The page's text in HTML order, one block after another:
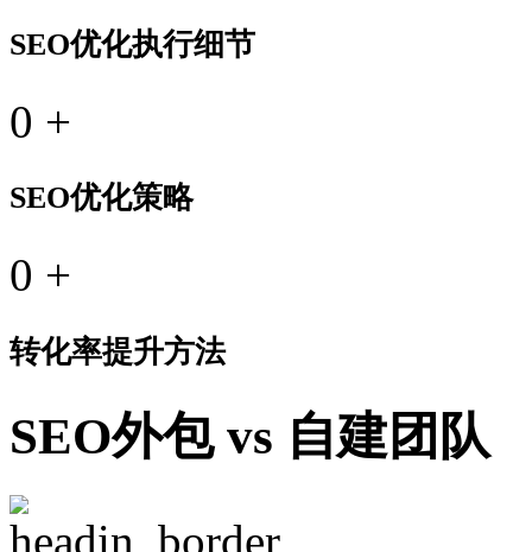
SEO优化执行细节
0 +
SEO优化策略
0 +
转化率提升方法
SEO外包 vs 自建团队